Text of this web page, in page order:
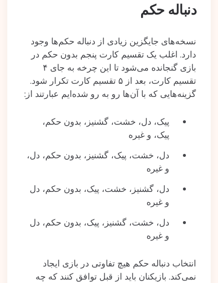
دنباله حکم
نسخه‌های جایگزین زیادی از دنباله حکم‌ها وجود
دارد. اغلب یک تقسیم کارت پنجم بدون حکم در
بازی گنجانده می‌شود تا این چرخه به جای ۴
تقسیم کارت، بعد از ۵ تقسیم کارت تکرار شود.
گزینه‌هایی که با آن‌ها رو به رو شده‌ایم عبارتند از:
پیک، دل، خشت، گشنیز، بدون حکم،
پیک، و غیره
دل، خشت، پیک، گشنیز، بدون حکم، دل،
و غیره
دل، گشنیز، خشت، پیک، بدون حکم، دل
و غیره
دل، خشت، گشنیز، پیک، بدون حکم، دل
و غیره
انتخاب دنباله حکم هیچ تفاوتی در بازی ایجاد
نمی‌کند. بازیکنان باید از قبل توافق کنند که چه